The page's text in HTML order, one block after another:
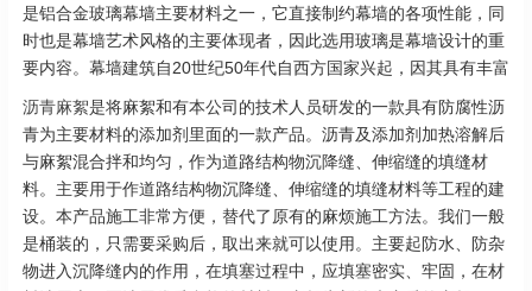
是铝合金玻璃幕墙主要材料之一，它直接制约幕墙的各项性能，同
时也是幕墙艺术风格的主要体现者，因此选用玻璃是幕墙设计的重
要内容。幕墙建筑自20世纪50年代自西方国家兴起，因其具有丰富
沥青麻絮是将麻絮和有本公司的技术人员研发的一款具有防腐性沥
青为主要材料的添加剂里面的一款产品。沥青及添加剂加热溶解后
与麻絮混合拌和均匀，作为道路结构物沉降缝、伸缩缝的填缝材
料。主要用于作道路结构物沉降缝、伸缩缝的填缝材料等工程的建
设。本产品施工非常方便，替代了原有的麻烦施工方法。我们一般
是桶装的，只需要采购后，取出来就可以使用。主要起防水、防杂
物进入沉降缝内的作用，在填塞过程中，应填塞密实、牢固，在材